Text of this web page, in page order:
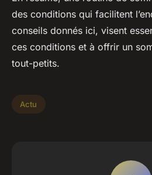
des conditions qui facilitent
conseils donnés ici, visent
ces conditions et à offrir un
tout-petits.
Actu